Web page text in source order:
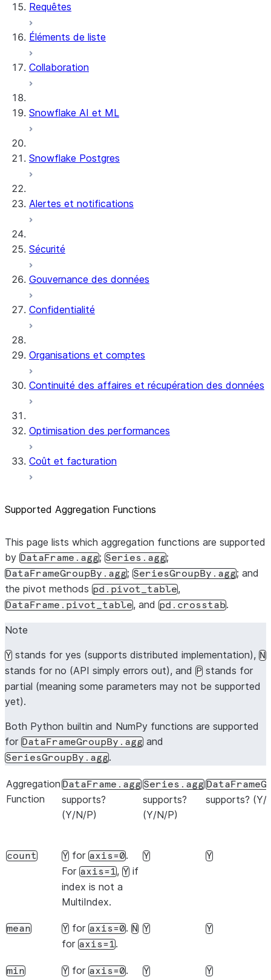
DCM Projects
Projets dbt sur Snowflake
Requêtes
Éléments de liste
Collaboration
Snowflake AI et ML
Snowflake Postgres
Alertes et notifications
Sécurité
Gouvernance des données
Confidentialité
Organisations et comptes
Continuité des affaires et récupération des données
Optimisation des performances
Coût et facturation
Supported Aggregation Functions
This page lists which aggregation functions are supported
by DataFrame.agg; Series.agg;
DataFrameGroupBy.agg; SeriesGroupBy.agg; and
the pivot methods pd.pivot_table,
DataFrame.pivot_table, and pd.crosstab.
Note
Y stands for yes (supports distributed implementation), N
stands for no (API simply errors out), and P stands for
partial (meaning some parameters may not be supported
yet).
Both Python builtin and NumPy functions are supported
for DataFrameGroupBy.agg and
SeriesGroupBy.agg.
Aggregation
Function
DataFrame.agg
supports?
(Y/N/P)
Series.agg
supports?
(Y/N/P)
supports? (Y/
count Y for axis=0.
For axis=1, Y if
index is not a
MultiIndex.
Y Y
mean Y for axis=0. N
for axis=1.
Y Y
min Y for axis=0. Y Y